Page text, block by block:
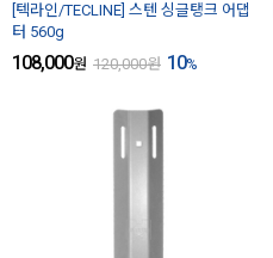
[텍라인/TECLINE] 스텐 싱글탱크 어댑
터 560g
108,000원 120,000원 10%